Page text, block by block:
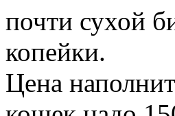
почти сухой
копейки.
Цена